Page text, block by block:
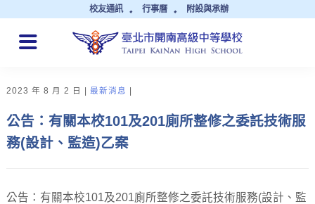
校友通訊 行事曆 附設與承辦
QUICK LINKS
2023 年 8 月 2 日 最新消息
公告：有關本校101及201廁所整修之委託技術服
務(設計、監造)乙案
公告：有關本校101及201廁所整修之委託技術服務(設計、監